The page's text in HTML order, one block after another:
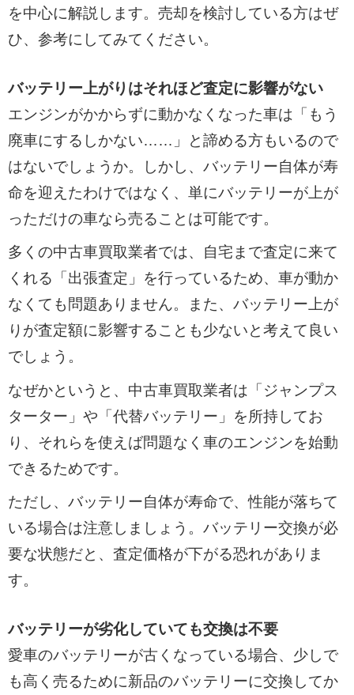
を中心に解説します。売却を検討している方はぜ
ひ、参考にしてみてください。
バッテリー上がりはそれほど査定に影響がない
エンジンがかからずに動かなくなった車は「もう
廃車にするしかない……」と諦める方もいるので
はないでしょうか。しかし、バッテリー自体が寿
命を迎えたわけではなく、単にバッテリーが上が
っただけの車なら売ることは可能です。
多くの中古車買取業者では、自宅まで査定に来て
くれる「出張査定」を行っているため、車が動か
なくても問題ありません。また、バッテリー上が
りが査定額に影響することも少ないと考えて良い
でしょう。
なぜかというと、中古車買取業者は「ジャンプス
ターター」や「代替バッテリー」を所持してお
り、それらを使えば問題なく車のエンジンを始動
できるためです。
ただし、バッテリー自体が寿命で、性能が落ちて
いる場合は注意しましょう。バッテリー交換が必
要な状態だと、査定価格が下がる恐れがありま
す。
バッテリーが劣化していても交換は不要
愛車のバッテリーが古くなっている場合、少しで
も高く売るために新品のバッテリーに交換してか